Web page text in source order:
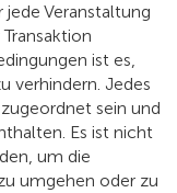
Veranstaltung
ist es,
verhindern. Jedes
sein und
Es ist nicht
um die
umgehen oder zu